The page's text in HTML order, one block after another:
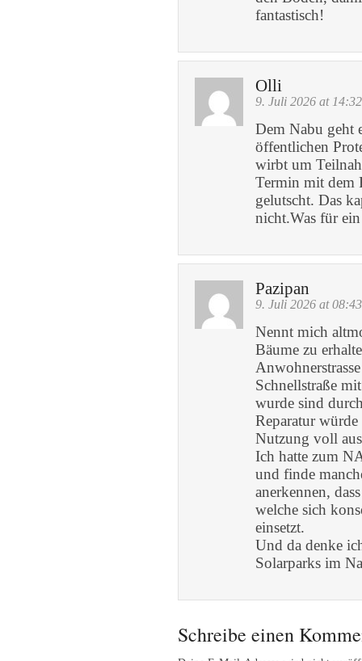
fantastisch!
Olli
9. Juli 2026 at 14:32
Dem Nabu geht
öffentlichen
wirbt um
Termin mit dem
gelutscht. Das
nicht.Was für
Pazipan
9. Juli 2026 at 08:43
Nennt mich
Bäume zu
Schnellstraße
wurde sind
Reparatur
Nutzung voll
Ich hatte zum
und finde
anerkennen,
welche sich
einsetzt.
Und da denke
Solarparks im
Schreibe einen